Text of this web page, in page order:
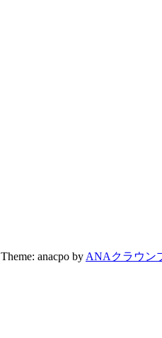
Theme: anacpo by ANAクラウン